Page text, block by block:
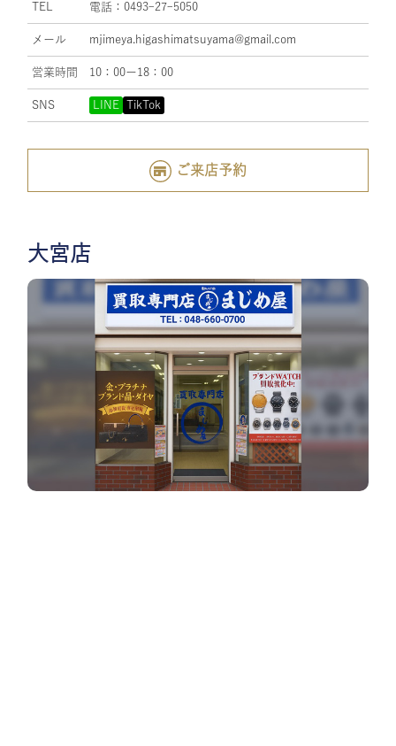
TEL 電話：0493ｰ27ｰ5050
メール mjimeya.higashimatsuyama@gmail.com
営業時間 10：00ー18：00
SNS LINE TikTok
ご来店予約
大宮店